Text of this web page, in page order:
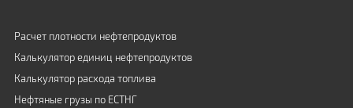
Расчет плотности нефтепродуктов
Калькулятор единиц нефтепродуктов
Калькулятор расхода топлива
Нефтяные грузы по ЕСТНГ